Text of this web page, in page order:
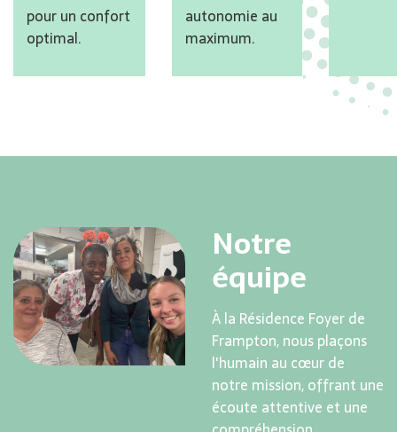
pour un confort
optimal.
autonomie au
maximum.
Notre
équipe
À la Résidence Foyer de
Frampton, nous plaçons
l'humain au cœur de
notre mission, offrant une
écoute attentive et une